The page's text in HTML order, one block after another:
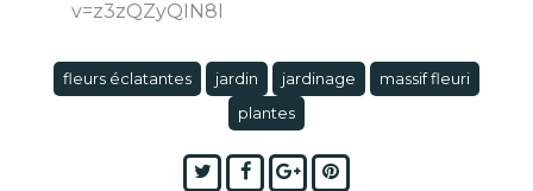
v=z3zQZyQIN8I
fleurs éclatantes jardin jardinage
massif fleuri
plantes
TwitterFacebook
Google+Pinterest